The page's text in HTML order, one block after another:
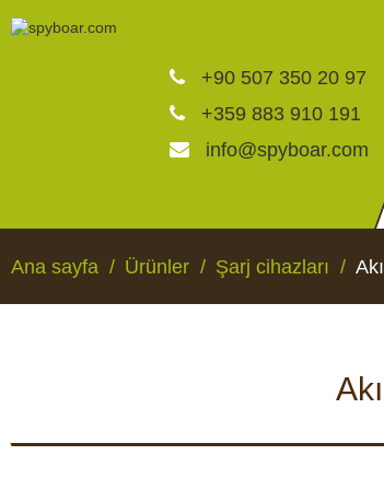
+90 507 350 20 97
+359 883 910 191
info@spyboar.com
CANLI
Av kameraları
CCTV kameraları
Ana sayfa Ürünler Şarj cihazları